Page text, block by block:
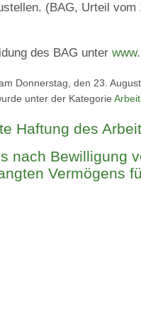
(BAG, Urteil
des BAG unter
Donnerstag, den 23.
unter der Kategorie
Haftung des
nach Bewilligung
Vermögens